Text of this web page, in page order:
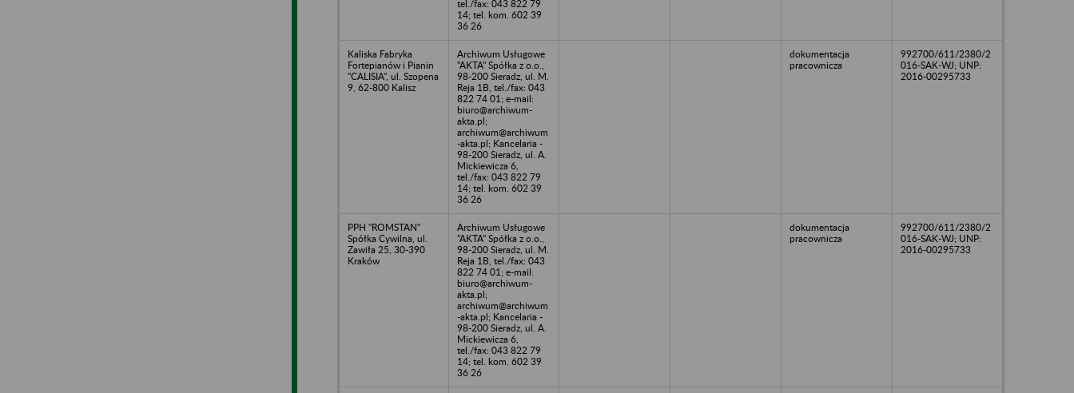
tel./fax: 043 822 79
14; tel. kom. 602 39
36 26
Kaliska Fabryka
Fortepianów i Pianin
"CALISIA", ul. Szopena
9, 62-800 Kalisz
Archiwum Usługowe
"AKTA" Spółka z o.o.,
98-200 Sieradz, ul. M.
Reja 1B, tel./fax: 043
822 74 01; e-mail:
biuro@archiwum-
akta.pl;
archiwum@archiwum
-akta.pl; Kancelaria -
98-200 Sieradz, ul. A.
Mickiewicza 6,
tel./fax: 043 822 79
14; tel. kom. 602 39
36 26
dokumentacja
pracownicza
992700/611/2380/2
016-SAK-WJ; UNP:
2016-00295733
PPH "ROMSTAN"
Spółka Cywilna, ul.
Zawiła 25, 30-390
Kraków
Archiwum Usługowe
"AKTA" Spółka z o.o.,
98-200 Sieradz, ul. M.
Reja 1B, tel./fax: 043
822 74 01; e-mail:
biuro@archiwum-
akta.pl;
archiwum@archiwum
-akta.pl; Kancelaria -
98-200 Sieradz, ul. A.
Mickiewicza 6,
tel./fax: 043 822 79
14; tel. kom. 602 39
36 26
dokumentacja
pracownicza
992700/611/2380/2
016-SAK-WJ; UNP:
2016-00295733